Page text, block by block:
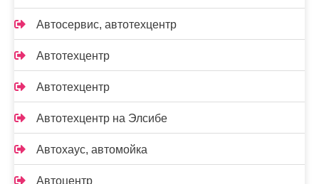
Автосервис, автотехцентр
Автотехцентр
Автотехцентр
Автотехцентр на Элсибе
Автохаус, автомойка
Автоцентр